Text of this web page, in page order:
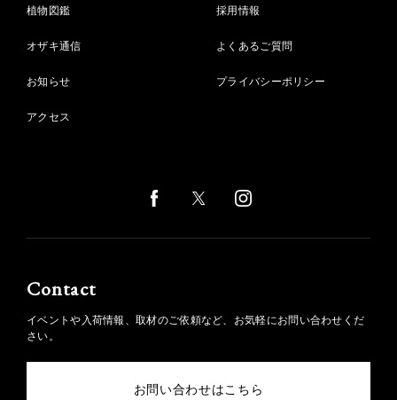
植物図鑑
オザキ通信
お知らせ
アクセス
採用情報
よくあるご質問
プライバシーポリシー
Contact
イベントや入荷情報、取材のご依頼など、お気軽にお問い合わせくだ
さい。
お問い合わせはこちら